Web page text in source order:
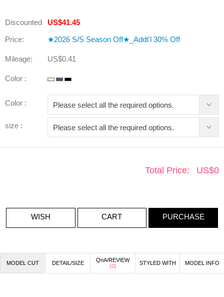
Discounted
Price:
US$41.45
★2026 S/S Season Off★_Addt'l 30% Off
Mileage: US$0.41
Color :
Color :
size :
Total Price: US$0
WISH CART PURCHASE
MODEL CUT DETAIL/SIZE
QnA/REVIEW
(0) STYLED WITH MODEL INFO